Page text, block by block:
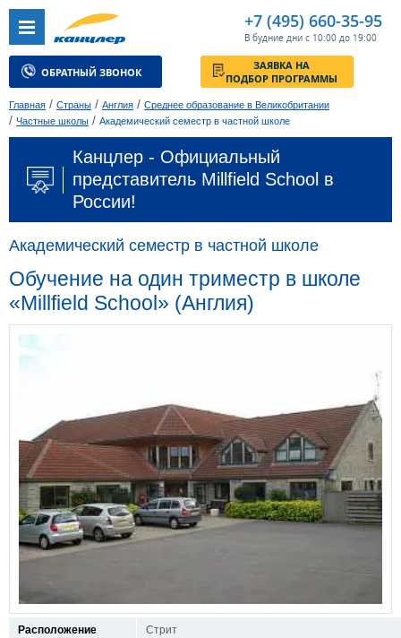
+7 (495) 660-35-95
В будние дни с 10:00 до 19:00
ОБРАТНЫЙ ЗВОНОК
ЗАЯВКА НА
ПОДБОР ПРОГРАММЫ
Главная / Страны / Англия / Среднее образование в Великобритании
/ Частные школы / Академический семестр в частной школе
Канцлер - Официальный
представитель Millfield School в
России!
Академический семестр в частной школе
Обучение на один триместр в школе
«Millfield School» (Англия)
Расположение
Стрит